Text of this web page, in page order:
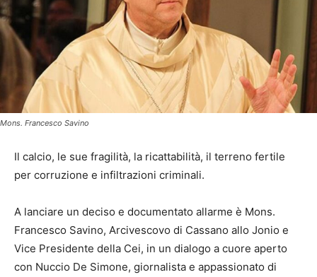
Mons. Francesco Savino
Il calcio, le sue fragilità, la ricattabilità, il terreno fertile
per corruzione e infiltrazioni criminali.
A lanciare un deciso e documentato allarme è Mons.
Francesco Savino, Arcivescovo di Cassano allo Jonio e
Vice Presidente della Cei, in un dialogo a cuore aperto
con Nuccio De Simone, giornalista e appassionato di